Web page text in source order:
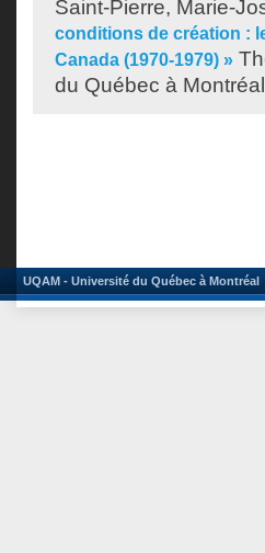
Saint-Pierre, Marie-
conditions de création :
Canada (1970-1979) »
du Québec à
UQAM - Université du Québec à Montréal